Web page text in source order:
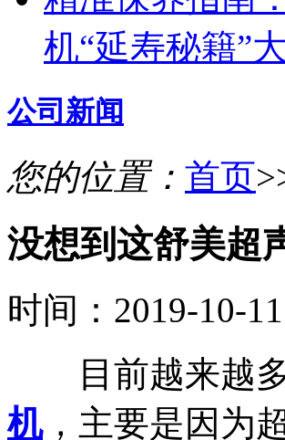
机“延寿秘籍”
公司新闻
您的位置： 首页
没想到这舒美超
时间：2019-10-
目前越来越多
机，主要是因为